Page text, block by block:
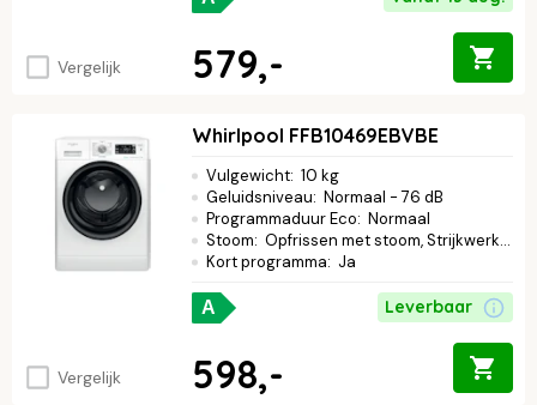
Vergelijk 579,-
Vergelijk
Whirlpool FFB10469EBVBE
Vulgewicht: 10 kg
Geluidsniveau: Normaal - 76 dB
Programmaduur Eco: Normaal
Stoom: Opfrissen met stoom, Strijkwerk verminderen
Kort programma: Ja
A Leverbaar
598,-